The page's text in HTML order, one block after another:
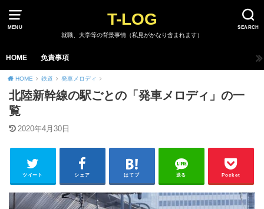
MENU SEARCH
T-LOG
就職、大学等の背景事情（私見がかなり含まれます）
HOME 免責事項
HOME 鉄道 発車メロディ
北陸新幹線の駅ごとの「発車メロディ」の一
覧
2020年4月30日
ツイート シェア はてブ 送る Pocket